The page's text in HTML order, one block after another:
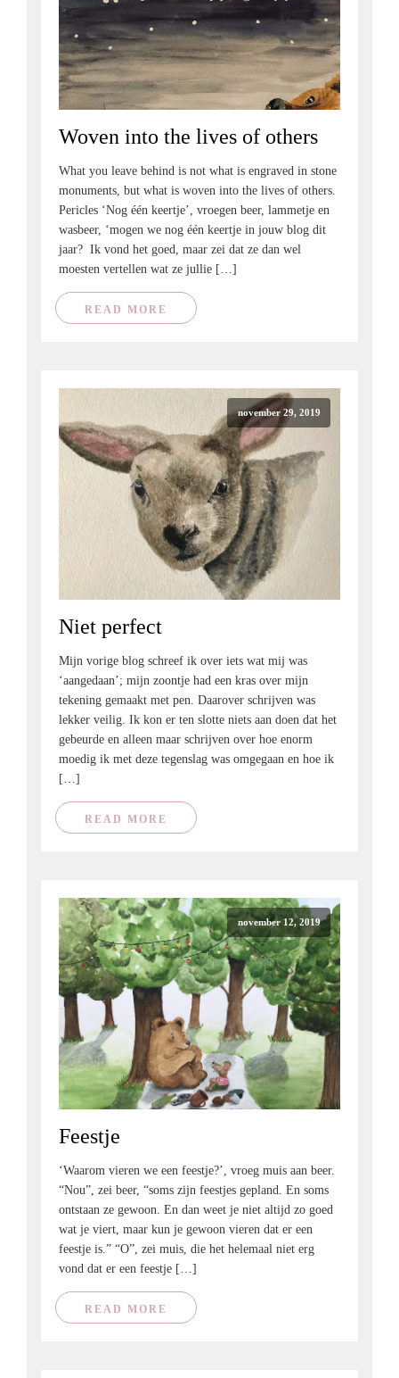
Woven into the lives of others
What you leave behind is not what is engraved in stone
monuments, but what is woven into the lives of others.
Pericles ‘Nog één keertje’, vroegen beer, lammetje en
wasbeer, ‘mogen we nog één keertje in jouw blog dit
jaar? Ik vond het goed, maar zei dat ze dan wel
moesten vertellen wat ze jullie […]
READ MORE
november 29, 2019
Niet perfect
Mijn vorige blog schreef ik over iets wat mij was
‘aangedaan’; mijn zoontje had een kras over mijn
tekening gemaakt met pen. Daarover schrijven was
lekker veilig. Ik kon er ten slotte niets aan doen dat het
gebeurde en alleen maar schrijven over hoe enorm
moedig ik met deze tegenslag was omgegaan en hoe ik
[…]
READ MORE
november 12, 2019
Feestje
‘Waarom vieren we een feestje?’, vroeg muis aan beer.
“Nou”, zei beer, “soms zijn feestjes gepland. En soms
ontstaan ze gewoon. En dan weet je niet altijd zo goed
wat je viert, maar kun je gewoon vieren dat er een
feestje is.” “O”, zei muis, die het helemaal niet erg
vond dat er een feestje […]
READ MORE